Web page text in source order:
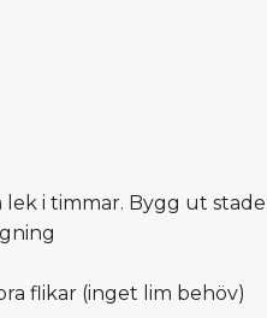
lek i timmar. Bygg ut
flikar (inget lim behöv)